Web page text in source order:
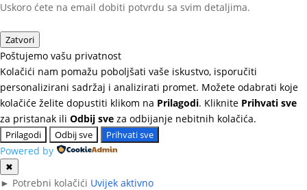
Uskoro ćete na email dobiti potvrdu sa svim detaljima.
Zatvori
Poštujemo vašu privatnost
Kolačići nam pomažu poboljšati vaše iskustvo, isporučiti
personalizirani sadržaj i analizirati promet. Možete odabrati koje
kolačiće želite dopustiti klikom na Prilagodi. Kliknite Prihvati sve
za pristanak ili Odbij sve za odbijanje nebitnih kolačića.
Prilagodi Odbij sve Prihvati sve
Powered by
✖
► Potrebni kolačići Uvijek aktivno